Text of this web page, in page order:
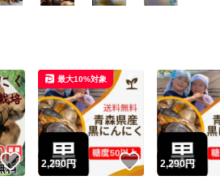
いいね！
2,290円 いいね！
最大10%対象
2,290円